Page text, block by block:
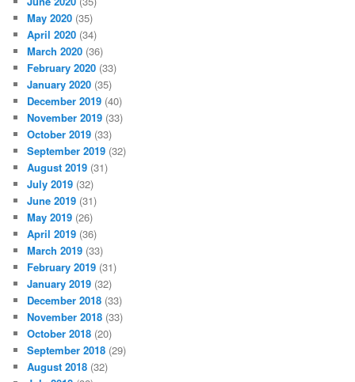
May 2020 (35)
April 2020 (34)
March 2020 (36)
February 2020 (33)
January 2020 (35)
December 2019 (40)
November 2019 (33)
October 2019 (33)
September 2019 (32)
August 2019 (31)
July 2019 (32)
June 2019 (31)
May 2019 (26)
April 2019 (36)
March 2019 (33)
February 2019 (31)
January 2019 (32)
December 2018 (33)
November 2018 (33)
October 2018 (20)
September 2018 (29)
August 2018 (32)